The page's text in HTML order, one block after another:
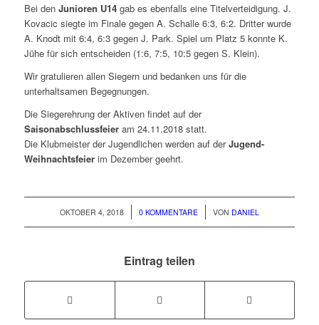
Bei den Junioren U14gab es ebenfalls eine Titelverteidigung. J.
Kovacic siegte im Finale gegen A. Schalle 6:3, 6:2. Dritter wurde
A. Knodt mit 6:4, 6:3 gegen J. Park. Spiel um Platz 5 konnte K.
Jühe für sich entscheiden (1:6, 7:5, 10:5 gegen S. Klein).
Wir gratulieren allen Siegern und bedanken uns für die
unterhaltsamen Begegnungen.
Die Siegerehrung der Aktiven findet auf der
Saisonabschlussfeieram 24.11.2018 statt.
Die Klubmeister der Jugendlichen werden auf derJugend-
Weihnachtsfeierim Dezember geehrt.
OKTOBER 4, 2018
/ 0 KOMMENTARE
/ VON DANIEL
Eintrag teilen